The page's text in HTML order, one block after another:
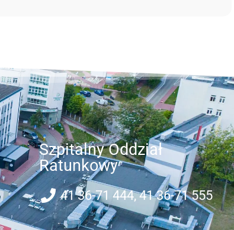
Szpitalny Oddział
Ratunkowy
41 36-71 444, 41 36-71 555